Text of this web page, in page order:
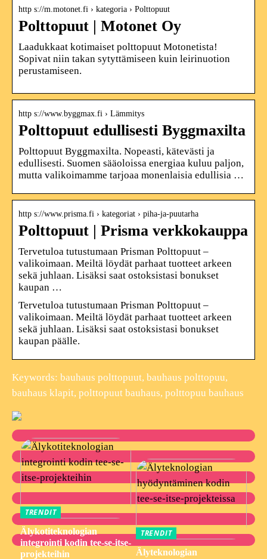
http s://m.motonet.fi › kategoria › Polttopuut
Polttopuut | Motonet Oy
Laadukkaat kotimaiset polttopuut Motonetista!
Sopivat niin takan sytyttämiseen kuin leirinuotion
perustamiseen.
http s://www.byggmax.fi › Lämmitys
Polttopuut edullisesti Byggmaxilta
Polttopuut Byggmaxilta. Nopeasti, kätevästi ja
edullisesti. Suomen sääoloissa energiaa kuluu paljon,
mutta valikoimamme tarjoaa monenlaisia edullisia …
http s://www.prisma.fi › kategoriat › piha-ja-puutarha
Polttopuut | Prisma verkkokauppa
Tervetuloa tutustumaan Prisman Polttopuut –
valikoimaan. Meiltä löydät parhaat tuotteet arkeen
sekä juhlaan. Lisäksi saat ostoksistasi bonukset
kaupan …
Tervetuloa tutustumaan Prisman Polttopuut –
valikoimaan. Meiltä löydät parhaat tuotteet arkeen
sekä juhlaan. Lisäksi saat ostoksistasi bonukset
kaupan päälle.
Keywords: bauhaus polttopuut, bauhaus polttopuu,
bauhaus klapit, polttopuut bauhaus, polttopuu bauhaus
TRENDIT
Älykotiteknologian
integrointi kodin tee-se-itse-
projekteihin
TRENDIT
Älyteknologian